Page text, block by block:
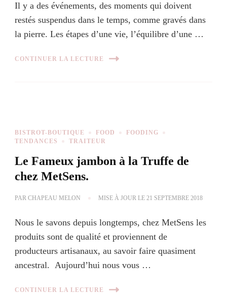
Il y a des événements, des moments qui doivent
restés suspendus dans le temps, comme gravés dans
la pierre. Les étapes d’une vie, l’équilibre d’une …
CONTINUER LA LECTURE
BISTROT-BOUTIQUE FOOD
FOODING
TENDANCES
TRAITEUR
Le Fameux jambon à la Truffe de
chez MetSens.
PAR CHAPEAU MELON MISE À JOUR LE 21 SEPTEMBRE 2018
Nous le savons depuis longtemps, chez MetSens les
produits sont de qualité et proviennent de
producteurs artisanaux, au savoir faire quasiment
ancestral. Aujourd’hui nous vous …
CONTINUER LA LECTURE